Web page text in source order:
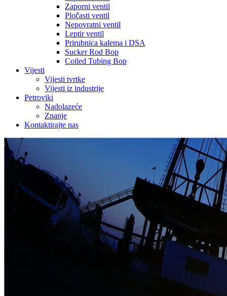
Zaporni ventil
Pločasti ventil
Nepovratni ventil
Leptir ventil
Prirubnica kalema i DSA
Sucker Rod Bop
Coiled Tubing Bop
Vijesti
Vijesti tvrtke
Vijesti iz industrije
Petroviki
Nadolazeće
Znanje
Kontaktirajte nas